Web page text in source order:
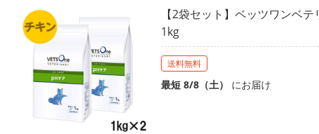
【2袋セット】ベッツワンベ
1kg
送料無料
最短 8/8（土） にお届け